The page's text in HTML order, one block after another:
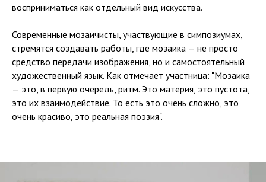
восприниматься как отдельный вид искусства.
Современные мозаичисты, участвующие в симпозиумах,
стремятся создавать работы, где мозаика — не просто
средство передачи изображения, но и самостоятельный
художественный язык. Как отмечает участница: "Мозаика
— это, в первую очередь, ритм. Это материя, это пустота,
это их взаимодействие. То есть это очень сложно, это
очень красиво, это реальная поэзия".